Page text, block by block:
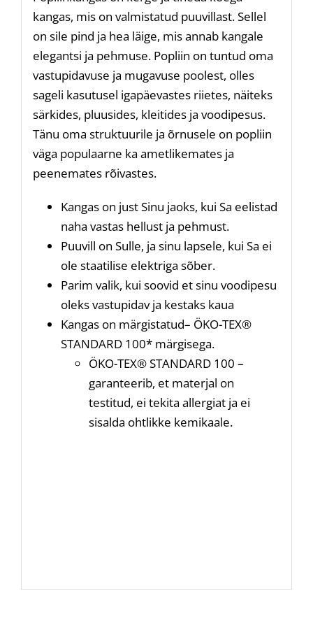
kangas, mis on valmistatud puuvillast. Sellel
on sile pind ja hea läige, mis annab kangale
elegantsi ja pehmuse. Popliin on tuntud oma
vastupidavuse ja mugavuse poolest, olles
sageli kasutusel igapäevastes riietes, näiteks
särkides, pluusides, kleitides ja voodipesus.
Tänu oma struktuurile ja õrnusele on popliin
väga populaarne ka ametlikemates ja
peenemates rõivastes.
Kangas on just Sinu jaoks, kui Sa eelistad
naha vastas hellust ja pehmust.
Puuvill on Sulle, ja sinu lapsele, kui Sa ei
ole staatilise elektriga sõber.
Parim valik, kui soovid et sinu voodipesu
oleks vastupidav ja kestaks kaua
Kangas on märgistatud– ÖKO-TEX®
STANDARD 100* märgisega.
ÖKO-TEX® STANDARD 100 –
garanteerib, et materjal on
testitud, ei tekita allergiat ja ei
sisalda ohtlikke kemikaale.